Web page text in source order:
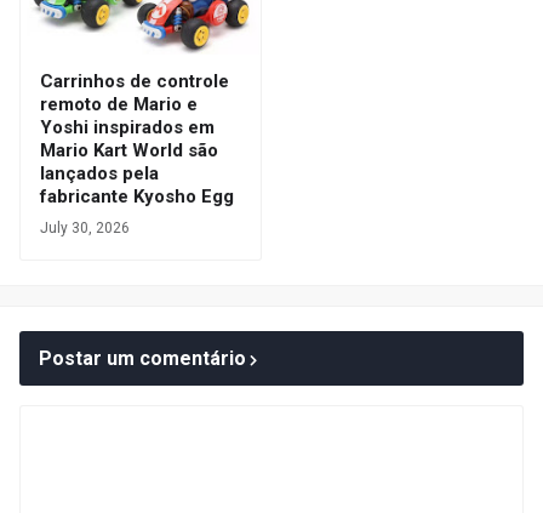
Carrinhos de controle
remoto de Mario e
Yoshi inspirados em
Mario Kart World são
lançados pela
fabricante Kyosho Egg
July 30, 2026
Postar um comentário